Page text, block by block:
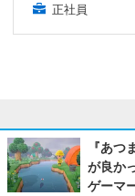
正社員
『あ
が良か
ゲーマ